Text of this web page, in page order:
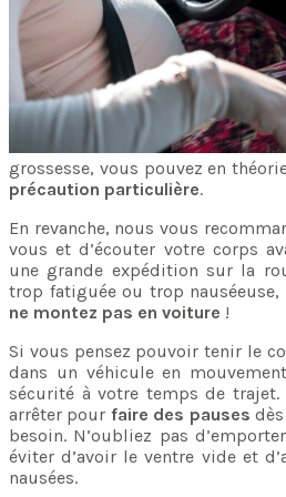
grossesse, vous pouvez en
précaution particulière.
En revanche, nous vous
vous et d’écouter votre corps
une grande expédition sur la
trop fatiguée ou trop
ne montez pas en voiture !
Si vous pensez pouvoir tenir le
dans un véhicule en
sécurité à votre temps de trajet.
arrêter pour faire des pauses
besoin. N’oubliez pas
éviter d’avoir le ventre vide et
nausées.